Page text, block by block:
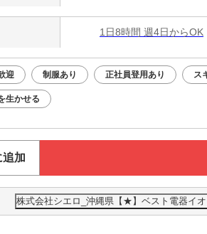
1日8時間 週4日からOK
迎 制服あり 正社員登用あり ス
生かせる
追加
株式会社シエロ_沖縄県【★】ベスト電器イ